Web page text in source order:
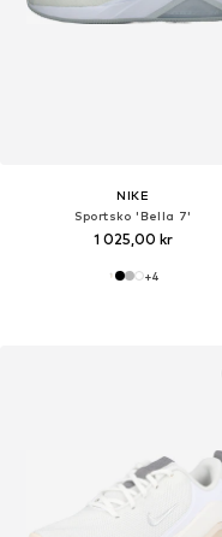
NIKE
Sportsko 'Bella 7'
1 025,00 kr
+4